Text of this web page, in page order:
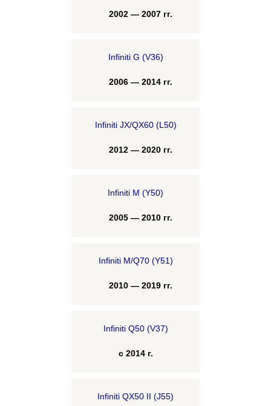
2002 — 2007 гг.
Infiniti G (V36)
2006 — 2014 гг.
Infiniti JX/QX60 (L50)
2012 — 2020 гг.
Infiniti M (Y50)
2005 — 2010 гг.
Infiniti M/Q70 (Y51)
2010 — 2019 гг.
Infiniti Q50 (V37)
с 2014 г.
Infiniti QX50 II (J55)